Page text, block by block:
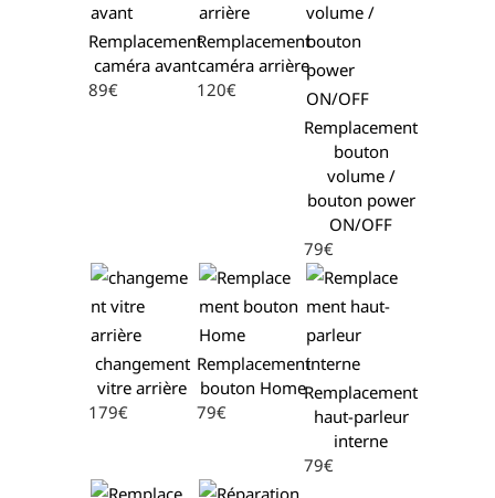
Remplacement
caméra avant
89€
Remplacement
caméra arrière
120€
Remplacement
bouton
volume /
bouton power
ON/OFF
79€
changement
vitre arrière
179€
Remplacement
bouton Home
79€
Remplacement
haut-parleur
interne
79€